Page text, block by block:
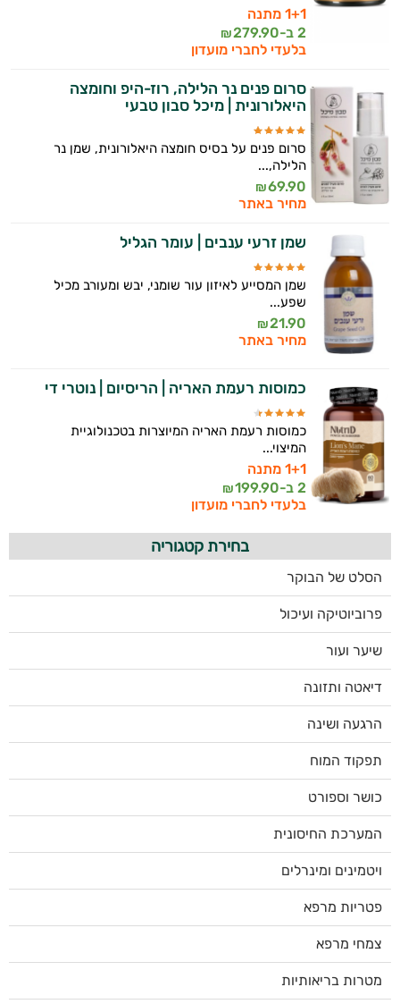
1+1 מתנה
2 ב-
279.90
₪
בלעדי לחברי מועדון
סרום פנים נר הלילה, רוז-היפ וחומצה
היאלורונית | מיכל סבון טבעי
סרום פנים על בסיס חומצה היאלורונית, שמן נר
הלילה,...
69.90
₪
מחיר באתר
שמן זרעי ענבים | עומר הגליל
שמן המסייע לאיזון עור שומני, יבש ומעורב מכיל
שפע...
21.90
₪
מחיר באתר
כמוסות רעמת האריה | הריסיום | נוטרי די
כמוסות רעמת האריה המיוצרות בטכנולוגיית
המיצוי...
1+1 מתנה
2 ב-
199.90
₪
בלעדי לחברי מועדון
בחירת קטגוריה
הסלט של הבוקר
פרוביוטיקה ועיכול
שיער ועור
דיאטה ותזונה
הרגעה ושינה
תפקוד המוח
כושר וספורט
המערכת החיסונית
ויטמינים ומינרלים
פטריות מרפא
צמחי מרפא
מטרות בריאותיות